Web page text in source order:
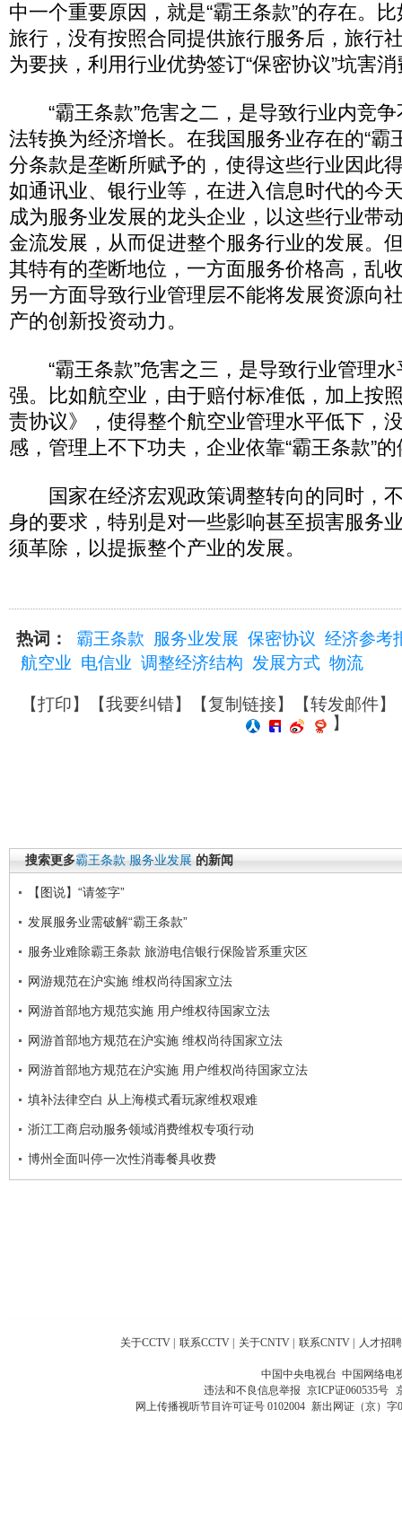
中一个重要原因，就是“霸王条款”的存在。
旅行，没有按照合同提供旅行服务后，旅行
为要挟，利用行业优势签订“保密协议”坑害
“霸王条款”危害之二，是导致行业内竞争
法转换为经济增长。在我国服务业存在的“霸
分条款是垄断所赋予的，使得这些行业因此
如通讯业、银行业等，在进入信息时代的今
成为服务业发展的龙头企业，以这些行业带
金流发展，从而促进整个服务行业的发展。
其特有的垄断地位，一方面服务价格高，乱
另一方面导致行业管理层不能将发展资源向
产的创新投资动力。
“霸王条款”危害之三，是导致行业管理水
强。比如航空业，由于赔付标准低，加上按
责协议》，使得整个航空业管理水平低下，
感，管理上不下功夫，企业依靠“霸王条款”
国家在经济宏观政策调整转向的同时，
身的要求，特别是对一些影响甚至损害服务
须革除，以提振整个产业的发展。
热词： 霸王条款 服务业发展 保密协议 经济参考
航空业 电信业 调整经济结构 发展方式 物流
【打印】【我要纠错】【复制链接】【转发邮件】
】
搜索更多霸王条款 服务业发展 的新闻
【图说】“请签字”
发展服务业需破解“霸王条款”
服务业难除霸王条款 旅游电信银行保险皆系重灾区
网游规范在沪实施 维权尚待国家立法
网游首部地方规范实施 用户维权待国家立法
网游首部地方规范在沪实施 维权尚待国家立法
网游首部地方规范在沪实施 用户维权尚待国家立法
填补法律空白 从上海模式看玩家维权艰难
浙江工商启动服务领域消费维权专项行动
博州全面叫停一次性消毒餐具收费
关于CCTV 联系CCTV 关于CNTV 联系CNTV 人才招聘
中国中央电视台 中国网络电
违法和不良信息举报 京ICP证060535号
网上传播视听节目许可证号 0102004 新出网证（京）